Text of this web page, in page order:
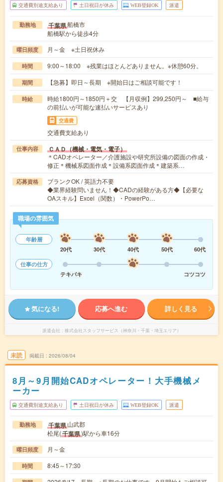
交通費別途支給あり 土日祝日が休み WEB登録OK 派遣
勤務地 千葉県船橋市
船橋駅から徒歩4分
曜日頻度 月～金 ※土日祝休み
時間 9:00～18:00 ※残業はほとんどありません。※休憩60分。
期間 【急募】即日～長期 ※開始日はご相談可能です！
時給
時給1800円～1850円＋交 【月収例】299,250円～ ■給与
の前払いが可能な速払いサービスあり
交通費
交通費支給あり
仕事内容 ＣＡＤ（機械・電気・電子）
＊CADオペレーター／介護施設や研究所設備の図面の作成・
修正＊機械系図面作成＊設備系図面作成＊建築系…
応募資格
ブランクOK / 英語力不要
◆業界経験問いません！◆CADの経験がある方◆【必要な
OAスキル】Excel（関数）・PowerPo…
職場の雰囲気
年齢層
20代
30代 40代 50代
60代
仕事の仕方
テキパキ
コツコツ
気になる! 応募へ進む 詳しく見る
派遣会社 株式会社スタッフサービス（神奈川・千葉・埼玉エリア）
未読 掲載日 2026/08/04
8月～9月開始CADオペレーター！大手機械メ
ーカー
交通費別途支給あり 土日祝日が休み WEB登録OK 派遣
勤務地 千葉県山武郡
松尾(千葉県)駅から車16分
曜日頻度 月～金
時間 8:45～17:30